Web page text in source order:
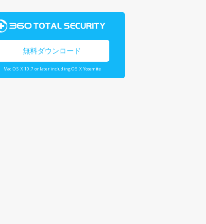
無料ダウンロード
Mac OS X 10.7 or later including OS X Yosemite